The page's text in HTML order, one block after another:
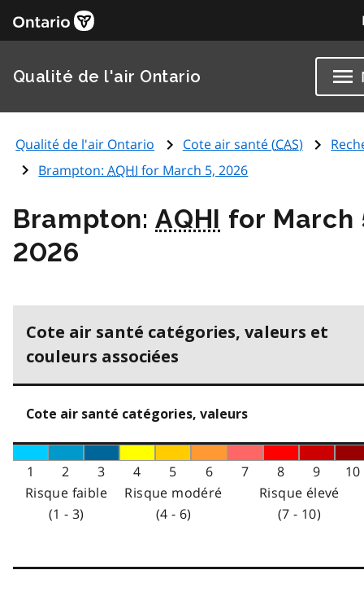
Qualité de l'air Ontario
Qualité de l'air Ontario Cote air santé (CAS)
Brampton:AQHI for March 5, 2026
Brampton:AQHI for March
2026
Cote air santé catégories, valeurs et
couleurs associées
Cote air santé catégories, valeurs
1 2 3 4 5 6 7 8 9
10
Risque faible
(1 - 3)
Risque modéré
(4 - 6)
Risque élevé
(7 - 10)